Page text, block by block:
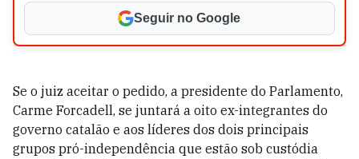
Seguir no Google
Se o juiz aceitar o pedido, a presidente do Parlamento,
Carme Forcadell, se juntará a oito ex-integrantes do
governo catalão e aos líderes dos dois principais
grupos pró-independência que estão sob custódia